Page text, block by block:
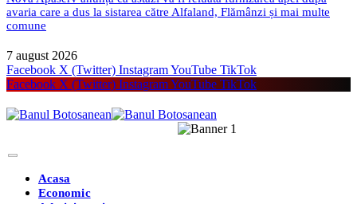
avaria care a dus la sistarea către Alfaland, Flămânzi și mai multe
comune
7 august 2026
Facebook X (Twitter) InstagramYouTube TikTok
Facebook X (Twitter) InstagramYouTube TikTok
Acasa
Economic